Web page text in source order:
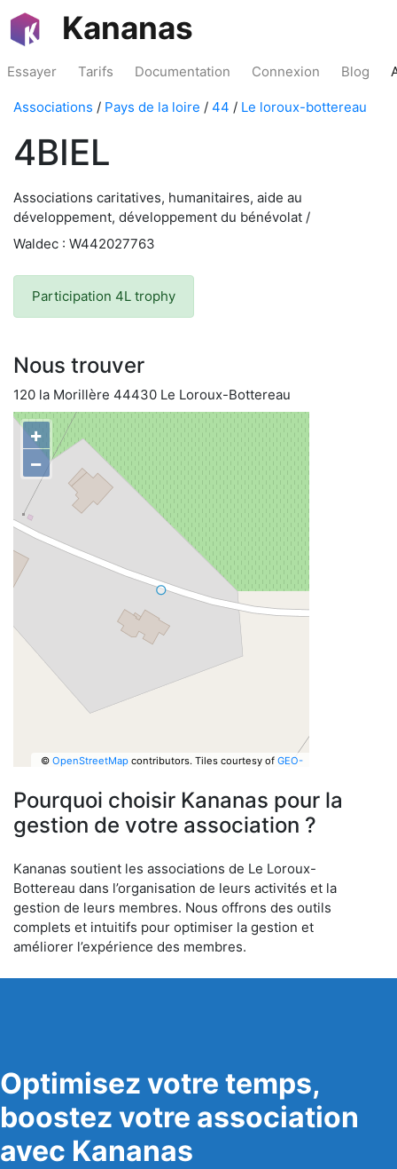
Kananas
Essayer Tarifs Documentation Connexion Blog
Associations / Pays de la loire / 44 / Le loroux-bottereau
4BIEL
Associations caritatives, humanitaires, aide au
développement, développement du bénévolat /
Waldec : W442027763
Participation 4L trophy
Nous trouver
120 la Morillère 44430 Le Loroux-Bottereau
+
−
© OpenStreetMapcontributors. Tiles courtesy of GEO-
Pourquoi choisir Kananas pour la
gestion de votre association ?
Kananas soutient les associations de Le Loroux-
Bottereau dans l’organisation de leurs activités et la
gestion de leurs membres. Nous offrons des outils
complets et intuitifs pour optimiser la gestion et
améliorer l’expérience des membres.
Optimisez votre temps,
boostez votre association
avec Kananas